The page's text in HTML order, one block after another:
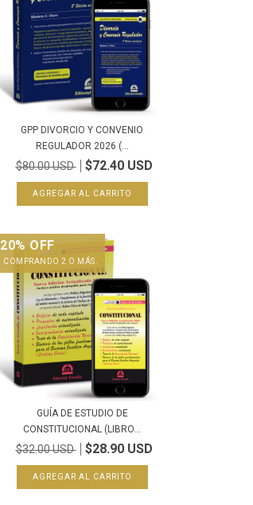
GPP DIVORCIO Y CONVENIO
REGULADOR 2026 (...
$80.00 USD $72.40 USD
20% OFF
COMPRANDO 2 O MÁS.
GUÍA DE ESTUDIO DE
CONSTITUCIONAL (LIBRO...
$32.00 USD $28.90 USD